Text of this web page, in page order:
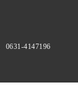
0631-4147196